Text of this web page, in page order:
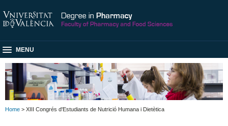
MENU
Home > XIII Congrés d'Estudiants de Nutrició Humana i Dietètica